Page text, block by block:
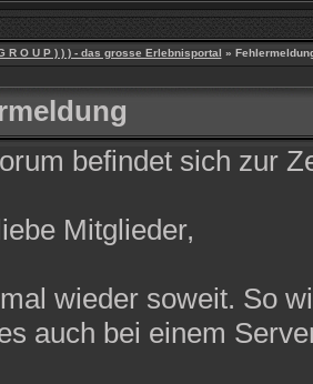
R O U P ) ) ) - das grosse Erlebnisportal »
befindet sich zur
Mitglieder,
wieder soweit. So
auch bei einem